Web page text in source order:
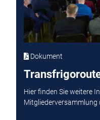
Dokument
Hier finden Sie weitere
Mitgliederversammlung